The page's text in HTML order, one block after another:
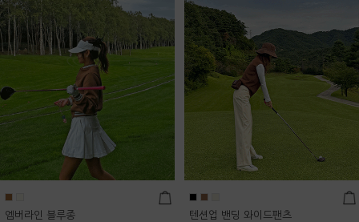
엠버라인 블루종 텐션업 밴딩 와이드팬츠